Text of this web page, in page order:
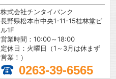
株式会社チンタイバンク
長野県松本市中央1-11-15桂林堂ビ
ル1F
営業時間：10:00～18:00
定休日：火曜日（1～3月は休まず
営業！）
0263-39-6565